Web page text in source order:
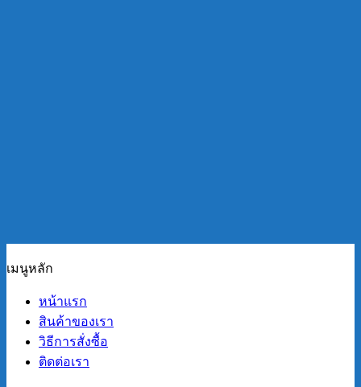
เมนูหลัก
หน้าแรก
สินค้าของเรา
วิธีการสั่งซื้อ
ติดต่อเรา